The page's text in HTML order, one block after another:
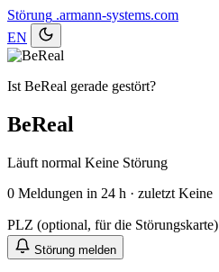
Störung .armann-systems.com
EN
Ist BeReal gerade gestört?
BeReal
Läuft normal Keine Störung
0 Meldungen in 24 h · zuletzt Keine
PLZ (optional, für die Störungskarte)
Störung melden